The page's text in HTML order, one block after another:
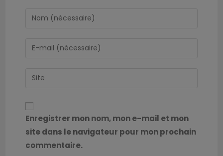
Enregistrer mon nom, mon e-mail et mon
site dans le navigateur pour mon prochain
commentaire.